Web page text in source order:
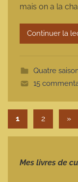
mais on a la
Continuer la
Quatre
15
1 2 »
Mes livres de